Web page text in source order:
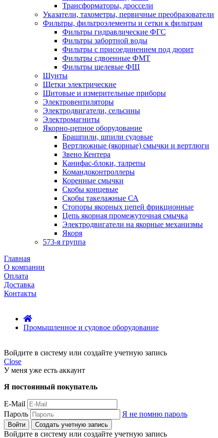
Трансформаторы, дроссели
Указатели, тахометры, первичные преобразователи
Фильтры, фильтроэлементы и сетки к фильтрам
Фильтры гидравлические ФГС
Фильтры забортной воды
Фильтры с присоединением под дюрит
Фильтры сдвоенные ФМТ
Фильтры щелевые ФЩ
Шунты
Щетки электрические
Щитовые и измерительные приборы
Электровентиляторы
Электродвигатели, сельсины
Электромагниты
Якорно-цепное оборудование
Брашпили, шпили судовые
Вертлюжные (якорные) смычки и вертлюги
Звено Кентера
Канифас-блоки, талрепы
Командоконтроллеры
Коренные смычки
Скобы концевые
Скобы такелажные СА
Стопоры якорных цепей фрикционные
Цепь якорная промежуточная смычка
Электродвигатели на якорные механизмы
Якоря
573-я группа
Главная
О компании
Оплата
Доставка
Контакты
Промышленное и судовое оборудование
Войдите в систему или создайте учетную запись
Close
У меня уже есть аккаунт
Я постоянный покупатель
E-Mail
Пароль
Я не помню пароль
Войти Создать учетную запись
Войдите в систему или создайте учетную запись